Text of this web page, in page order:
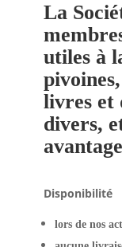
La
utiles à
livres et
divers,
Disponibilité
lors de nos